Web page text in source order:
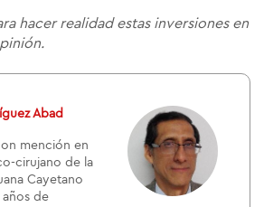
hacer realidadestas inversiones en
Abad
mención en
cirujano de la
Cayetano
años de